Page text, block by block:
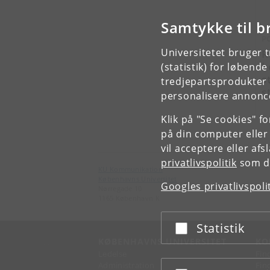
Samtykke til
Universitetet bruger
(statistik) for
tredjepartsprodukter
personalisere
Klik på "Se cookies"
på din computer
vil acceptere eller
privatlivspolitik som
Googles
Acceptér eller afslå
Statistik
KU Kommunikation
KØBENHAVNS UNIVERSITET